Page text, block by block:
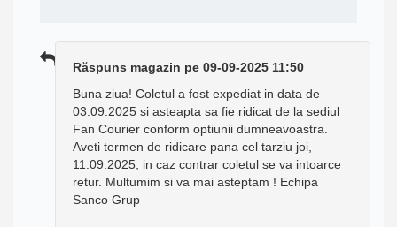
Răspuns magazin pe 09-09-2025 11:50
Buna ziua! Coletul a fost expediat in data de
03.09.2025 si asteapta sa fie ridicat de la sediul
Fan Courier conform optiunii dumneavoastra.
Aveti termen de ridicare pana cel tarziu joi,
11.09.2025, in caz contrar coletul se va intoarce
retur. Multumim si va mai asteptam ! Echipa
Sanco Grup